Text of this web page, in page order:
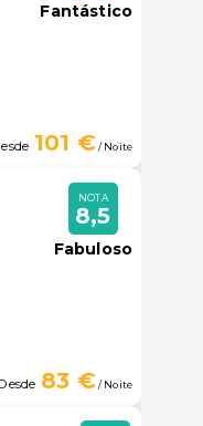
Fantástico
101 €/ Noite
NOTA
8,5
Fabuloso
83 €/ Noite